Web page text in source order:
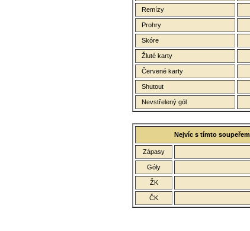
Remízy
Prohry
Skóre
Žluté karty
Červené karty
Shutout
Nevstřelený gól
Nejvíc s tímto soupeřem
Zápasy
Góly
ŽK
ČK